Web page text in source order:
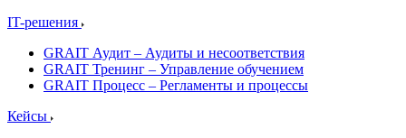
IT-решения
GRAIT Аудит – Аудиты и несоответствия
GRAIT Тренинг – Управление обучением
GRAIT Процесс – Регламенты и процессы
Кейсы